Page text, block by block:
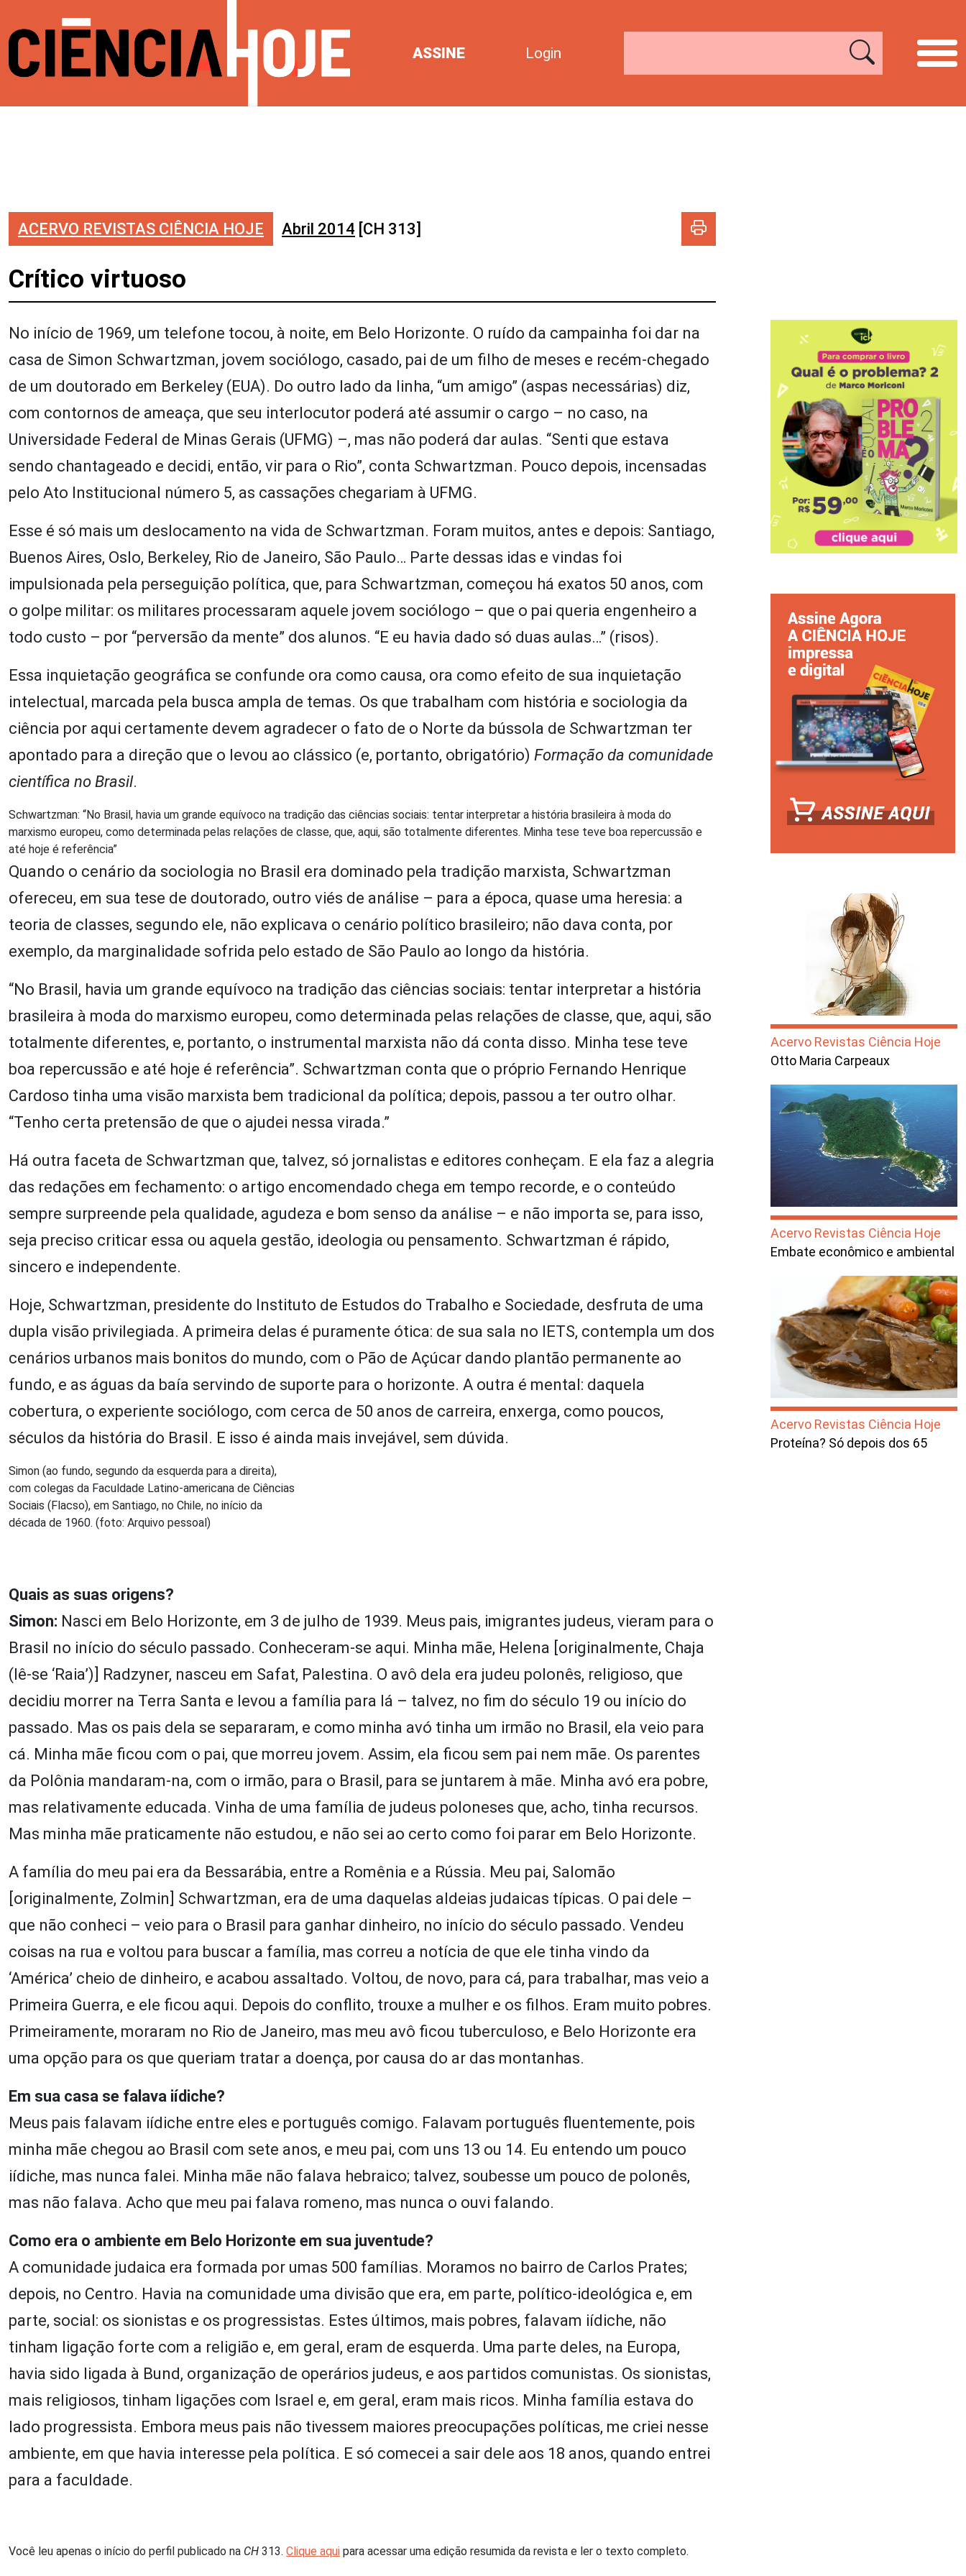
ASSINE Login
ACERVO REVISTAS CIÊNCIA HOJE Abril 2014 [CH 313]
Crítico virtuoso
No início de 1969, um telefone tocou, à noite, em Belo Horizonte. O ruído da campainha foi dar na
casa de Simon Schwartzman, jovem sociólogo, casado, pai de um filho de meses e recém-chegado
de um doutorado em Berkeley (EUA). Do outro lado da linha, “um amigo” (aspas necessárias) diz,
com contornos de ameaça, que seu interlocutor poderá até assumir o cargo – no caso, na
Universidade Federal de Minas Gerais (UFMG) –, mas não poderá dar aulas. “Senti que estava
sendo chantageado e decidi, então, vir para o Rio”, conta Schwartzman. Pouco depois, incensadas
pelo Ato Institucional número 5, as cassações chegariam à UFMG.
Esse é só mais um deslocamento na vida de Schwartzman. Foram muitos, antes e depois: Santiago,
Buenos Aires, Oslo, Berkeley, Rio de Janeiro, São Paulo… Parte dessas idas e vindas foi
impulsionada pela perseguição política, que, para Schwartzman, começou há exatos 50 anos, com
o golpe militar: os militares processaram aquele jovem sociólogo – que o pai queria engenheiro a
todo custo – por “perversão da mente” dos alunos. “E eu havia dado só duas aulas…” (risos).
Essa inquietação geográfica se confunde ora como causa, ora como efeito de sua inquietação
intelectual, marcada pela busca ampla de temas. Os que trabalham com história e sociologia da
ciência por aqui certamente devem agradecer o fato de o Norte da bússola de Schwartzman ter
apontado para a direção que o levou ao clássico (e, portanto, obrigatório) Formação da comunidade
científica no Brasil.
Schwartzman: “No Brasil, havia um grande equívoco na tradição das ciências sociais: tentar interpretar a história brasileira à moda do
marxismo europeu, como determinada pelas relações de classe, que, aqui, são totalmente diferentes. Minha tese teve boa repercussão e
até hoje é referência”
Quando o cenário da sociologia no Brasil era dominado pela tradição marxista, Schwartzman
ofereceu, em sua tese de doutorado, outro viés de análise – para a época, quase uma heresia: a
teoria de classes, segundo ele, não explicava o cenário político brasileiro; não dava conta, por
exemplo, da marginalidade sofrida pelo estado de São Paulo ao longo da história.
“No Brasil, havia um grande equívoco na tradição das ciências sociais: tentar interpretar a história
brasileira à moda do marxismo europeu, como determinada pelas relações de classe, que, aqui, são
totalmente diferentes, e, portanto, o instrumental marxista não dá conta disso. Minha tese teve
boa repercussão e até hoje é referência”. Schwartzman conta que o próprio Fernando Henrique
Cardoso tinha uma visão marxista bem tradicional da política; depois, passou a ter outro olhar.
“Tenho certa pretensão de que o ajudei nessa virada.”
Há outra faceta de Schwartzman que, talvez, só jornalistas e editores conheçam. E ela faz a alegria
das redações em fechamento: o artigo encomendado chega em tempo recorde, e o conteúdo
sempre surpreende pela qualidade, agudeza e bom senso da análise – e não importa se, para isso,
seja preciso criticar essa ou aquela gestão, ideologia ou pensamento. Schwartzman é rápido,
sincero e independente.
Hoje, Schwartzman, presidente do Instituto de Estudos do Trabalho e Sociedade, desfruta de uma
dupla visão privilegiada. A primeira delas é puramente ótica: de sua sala no IETS, contempla um dos
cenários urbanos mais bonitos do mundo, com o Pão de Açúcar dando plantão permanente ao
fundo, e as águas da baía servindo de suporte para o horizonte. A outra é mental: daquela
cobertura, o experiente sociólogo, com cerca de 50 anos de carreira, enxerga, como poucos,
séculos da história do Brasil. E isso é ainda mais invejável, sem dúvida.
Simon (ao fundo, segundo da esquerda para a direita),
com colegas da Faculdade Latino-americana de Ciências
Sociais (Flacso), em Santiago, no Chile, no início da
década de 1960. (foto: Arquivo pessoal)
Quais as suas origens?
Simon: Nasci em Belo Horizonte, em 3 de julho de 1939. Meus pais, imigrantes judeus, vieram para o
Brasil no início do século passado. Conheceram-se aqui. Minha mãe, Helena [originalmente, Chaja
(lê-se ‘Raia’)] Radzyner, nasceu em Safat, Palestina. O avô dela era judeu polonês, religioso, que
decidiu morrer na Terra Santa e levou a família para lá – talvez, no fim do século 19 ou início do
passado. Mas os pais dela se separaram, e como minha avó tinha um irmão no Brasil, ela veio para
cá. Minha mãe ficou com o pai, que morreu jovem. Assim, ela ficou sem pai nem mãe. Os parentes
da Polônia mandaram-na, com o irmão, para o Brasil, para se juntarem à mãe. Minha avó era pobre,
mas relativamente educada. Vinha de uma família de judeus poloneses que, acho, tinha recursos.
Mas minha mãe praticamente não estudou, e não sei ao certo como foi parar em Belo Horizonte.
A família do meu pai era da Bessarábia, entre a Romênia e a Rússia. Meu pai, Salomão
[originalmente, Zolmin] Schwartzman, era de uma daquelas aldeias judaicas típicas. O pai dele –
que não conheci – veio para o Brasil para ganhar dinheiro, no início do século passado. Vendeu
coisas na rua e voltou para buscar a família, mas correu a notícia de que ele tinha vindo da
‘América’ cheio de dinheiro, e acabou assaltado. Voltou, de novo, para cá, para trabalhar, mas veio a
Primeira Guerra, e ele ficou aqui. Depois do conflito, trouxe a mulher e os filhos. Eram muito pobres.
Primeiramente, moraram no Rio de Janeiro, mas meu avô ficou tuberculoso, e Belo Horizonte era
uma opção para os que queriam tratar a doença, por causa do ar das montanhas.
Em sua casa se falava iídiche?
Meus pais falavam iídiche entre eles e português comigo. Falavam português fluentemente, pois
minha mãe chegou ao Brasil com sete anos, e meu pai, com uns 13 ou 14. Eu entendo um pouco
iídiche, mas nunca falei. Minha mãe não falava hebraico; talvez, soubesse um pouco de polonês,
mas não falava. Acho que meu pai falava romeno, mas nunca o ouvi falando.
Como era o ambiente em Belo Horizonte em sua juventude?
A comunidade judaica era formada por umas 500 famílias. Moramos no bairro de Carlos Prates;
depois, no Centro. Havia na comunidade uma divisão que era, em parte, político-ideológica e, em
parte, social: os sionistas e os progressistas. Estes últimos, mais pobres, falavam iídiche, não
tinham ligação forte com a religião e, em geral, eram de esquerda. Uma parte deles, na Europa,
havia sido ligada à Bund, organização de operários judeus, e aos partidos comunistas. Os sionistas,
mais religiosos, tinham ligações com Israel e, em geral, eram mais ricos. Minha família estava do
lado progressista. Embora meus pais não tivessem maiores preocupações políticas, me criei nesse
ambiente, em que havia interesse pela política. E só comecei a sair dele aos 18 anos, quando entrei
para a faculdade.
Você leu apenas o início do perfil publicado na CH 313. Clique aqui para acessar uma edição resumida da revista e ler o texto completo.
Acervo Revistas Ciência Hoje
Otto Maria Carpeaux
Acervo Revistas Ciência Hoje
Embate econômico e ambiental
Acervo Revistas Ciência Hoje
Proteína? Só depois dos 65